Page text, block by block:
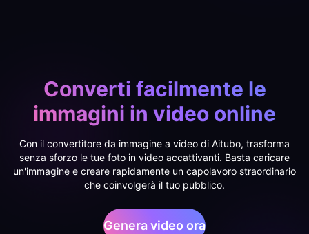
Converti facilmente le
immagini in video online
Con il convertitore da immagine a video di Aitubo, trasforma
senza sforzo le tue foto in video accattivanti. Basta caricare
un'immagine e creare rapidamente un capolavoro straordinario
che coinvolgerà il tuo pubblico.
Genera video ora